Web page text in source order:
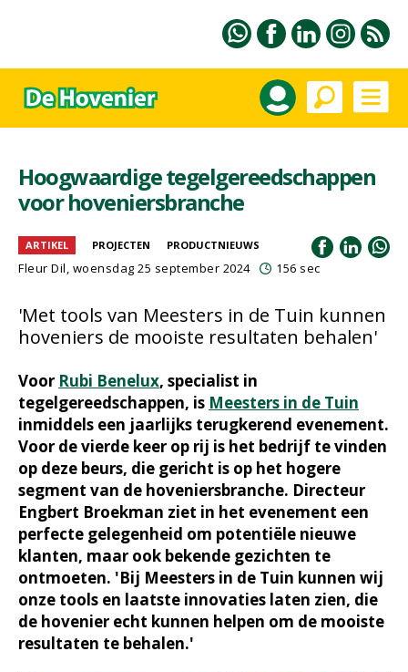
Hoogwaardige tegelgereedschappen
voor hoveniersbranche
ARTIKEL PROJECTEN PRODUCTNIEUWS
Fleur Dil, woensdag 25 september 2024 156 sec
'Met tools van Meesters in de Tuin kunnen
hoveniers de mooiste resultaten behalen'
Voor Rubi Benelux, specialist in
tegelgereedschappen, is Meesters in de Tuin
inmiddels een jaarlijks terugkerend evenement.
Voor de vierde keer op rij is het bedrijf te vinden
op deze beurs, die gericht is op het hogere
segment van de hoveniersbranche. Directeur
Engbert Broekman ziet in het evenement een
perfecte gelegenheid om potentiële nieuwe
klanten, maar ook bekende gezichten te
ontmoeten. 'Bij Meesters in de Tuin kunnen wij
onze tools en laatste innovaties laten zien, die
de hovenier echt kunnen helpen om de mooiste
resultaten te behalen.'